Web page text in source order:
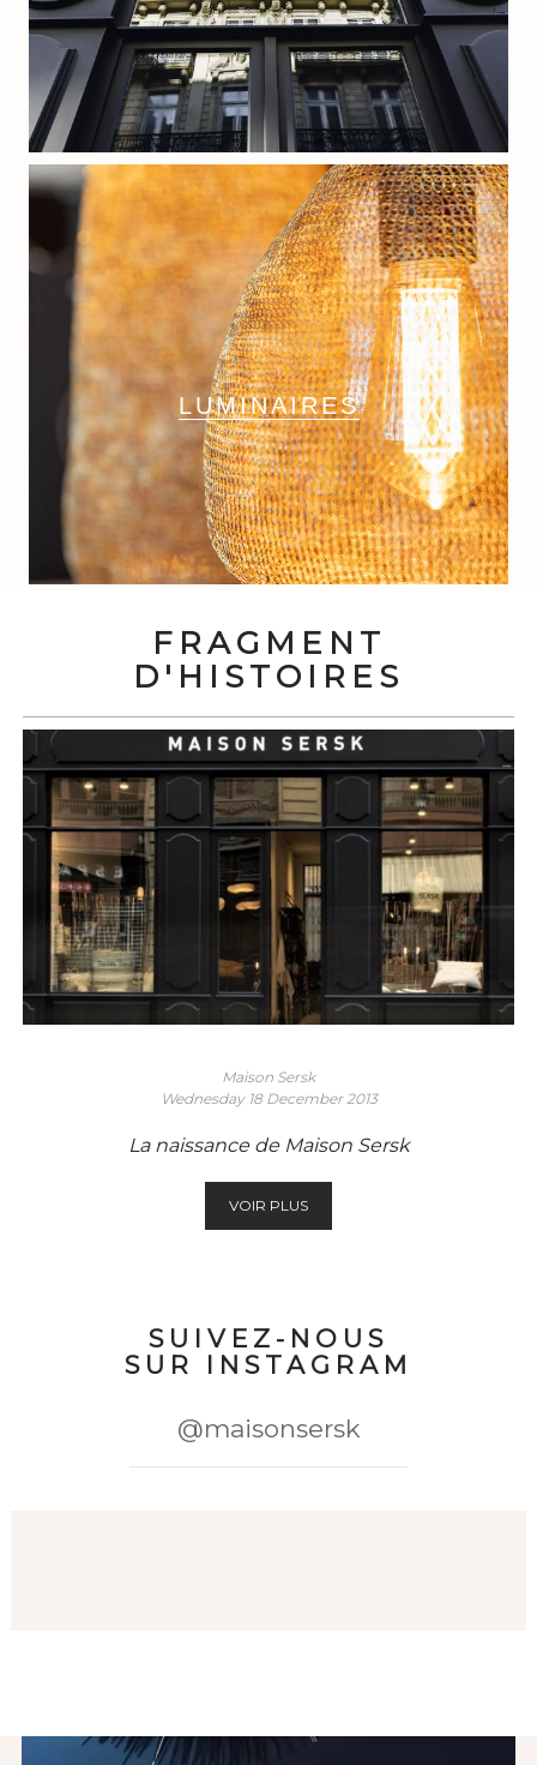
LUMINAIRES
FRAGMENT
D'HISTOIRES
La naissance de Maison Sersk
Wednesday 18 December 2013
Maison Sersk
VOIR PLUS
SUIVEZ-NOUS
SUR INSTAGRAM
@maisonsersk